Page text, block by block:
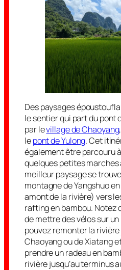
Des paysages
le sentier qui part du pont
par levillage de Chaoyang
lepont de Yulong. Cet
également être parcouru
quelques petites
meilleur paysage se
montagne de Yangshuo
amont de la rivière) vers
rafting en bambou. Notez
de mettre des vélos sur
pouvez remonter la rivière
Chaoyang ou de Xiatang
prendre un radeau en
rivière jusqu’au terminus